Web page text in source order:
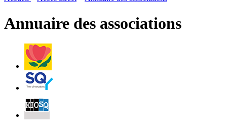
page
Annuaire des associations
Villes
et
Villages
Fleuris
Saint-
Quentin
Billetterie